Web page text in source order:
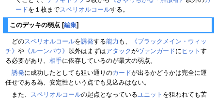
ードを１枚までスペリオルコールする。
このデッキの弱点 [編集]
どのスペリオルコールを誘発する能力 も、
《ブラックメイン・ウィッ
チ》 や 《ルーンバウ》 以外はまずはアタックがヴァンガードに ヒット す
る必要があり、 相手に依存しているのが最大の弱点。
誘発に成功したとしても狙い通りのカードが出るかどうかは完全に運
任せである為、安定性という点でも見込みはない。
また、
スペリオルコールの起点となっているユニット を狙われても苦